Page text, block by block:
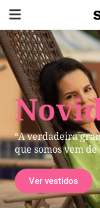
“A verdadeira
que somos vem de
Ver vestidos